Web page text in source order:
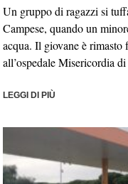
Un gruppo di ragazzi si
Campese, quando un
acqua. Il giovane è rimasto
all’ospedale Misericordia
LEGGI DI PIÙ